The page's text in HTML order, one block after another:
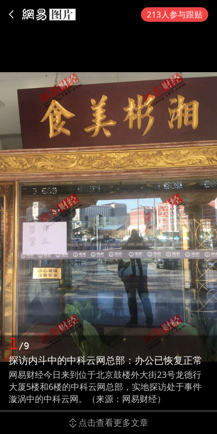
213人参与跟贴
1/9
探访内斗中的中科云网总部：办公已恢复正常
网易财经今日来到位于北京鼓楼外大街23号龙德行
大厦5楼和6楼的中科云网总部，实地探访处于事件
漩涡中的中科云网。（来源：网易财经）
点击查看更多文章